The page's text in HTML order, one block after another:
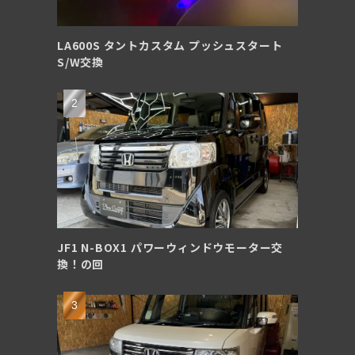
LA600S タントカスタム プッシュスタート
S/W交換
JF1 N-BOX1 パワーウィンドウモーター交
換！の回